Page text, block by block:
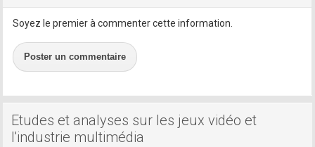
Soyez le premier à commenter cette information.
Poster un commentaire
Etudes et analyses sur les jeux vidéo et
l'industrie multimédia